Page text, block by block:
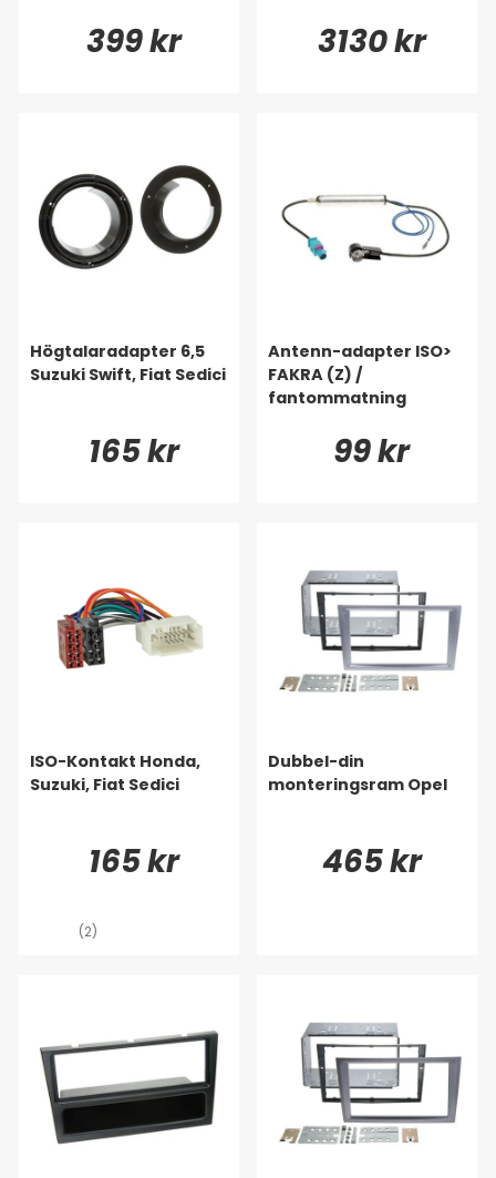
399 kr 3130 kr
Högtalaradapter 6,5
Suzuki Swift, Fiat Sedici
165 kr
Antenn-adapter ISO>
FAKRA (Z) /
fantommatning
99 kr
ISO-Kontakt Honda,
Suzuki, Fiat Sedici
165 kr
(2)
Dubbel-din
monteringsram Opel
465 kr